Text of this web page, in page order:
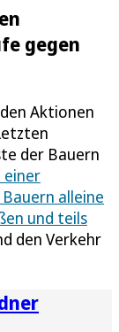
gegen
Aktionen
der Bauern
einer
alleine
und teils
den Verkehr